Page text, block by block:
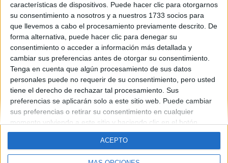
características de dispositivos. Puede hacer clic para otorgarnos
su consentimiento a nosotros y a nuestros 1733 socios para
que llevemos a cabo el procesamiento previamente descrito. De
forma alternativa, puede hacer clic para denegar su
consentimiento o acceder a información más detallada y
cambiar sus preferencias antes de otorgar su consentimiento.
Tenga en cuenta que algún procesamiento de sus datos
personales puede no requerir de su consentimiento, pero usted
tiene el derecho de rechazar tal procesamiento. Sus
preferencias se aplicarán solo a este sitio web. Puede cambiar
sus preferencias o retirar su consentimiento en cualquier
momento volviendo a este sitio y haciendo clic en el botón
"Privacidad" en la parte inferior de la página web.
ACEPTO
Email: info@forofp.es
Información legal
Política de privacidad
Condiciones generales de contratación
Política de cookies
© Compás Mediterráneo SL. Todos los derechos reservados.